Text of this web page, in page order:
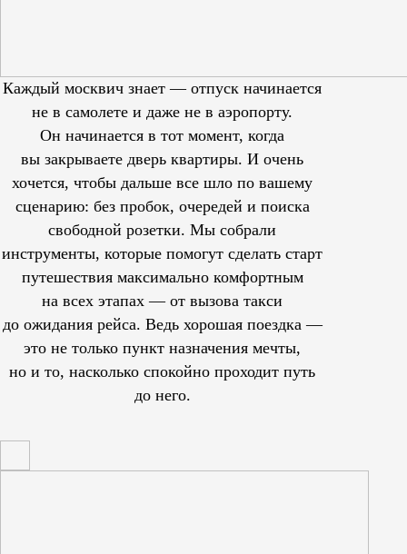
Каждый москвич знает — отпуск начинается
не в самолете и даже не в аэропорту.
Он начинается в тот момент, когда
вы закрываете дверь квартиры. И очень
хочется, чтобы дальше все шло по вашему
сценарию: без пробок, очередей и поиска
свободной розетки. Мы собрали
инструменты, которые помогут сделать старт
путешествия максимально комфортным
на всех этапах — от вызова такси
до ожидания рейса. Ведь хорошая поездка —
это не только пункт назначения мечты,
но и то, насколько спокойно проходит путь
до него.